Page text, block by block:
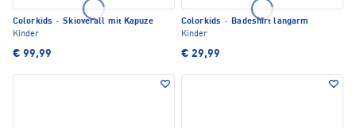
Colorkids · Skioverall mit Kapuze
Kinder
€ 99,99
Colorkids · Badeshirt langarm
Kinder
€ 29,99